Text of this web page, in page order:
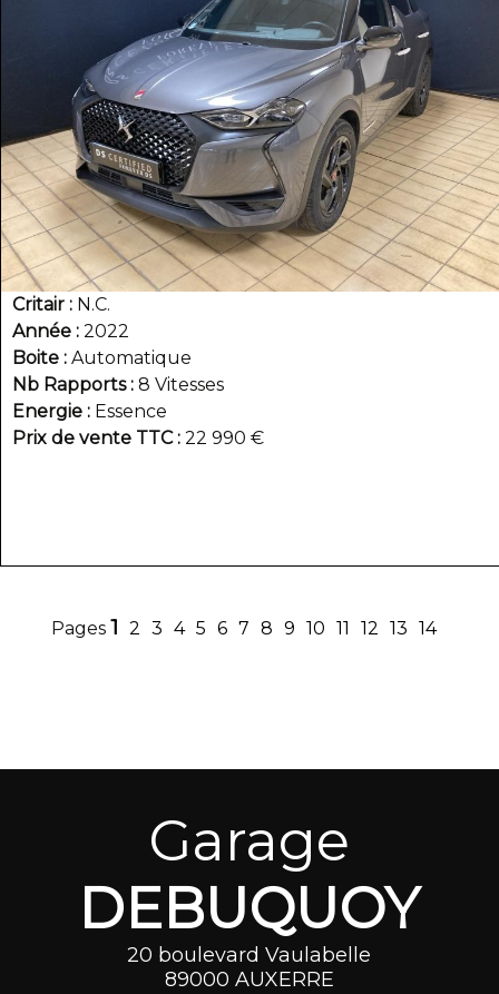
Critair
N.C.
Année 2022
Boite Automatique
Nb Rapports 8 Vitesses
Energie
Essence
Prix de vente TTC 22 990 €
1 2 3 4 5 6 7 8 9 10 11 12 13 14
Garage
DEBUQUOY
20 boulevard Vaulabelle
89000 AUXERRE